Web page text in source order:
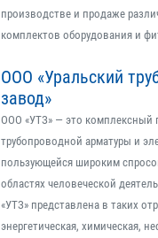
производстве и продаже
комплектов оборудования и
ООО «Уральский
завод»
ООО «УТЗ» — это комплексный
трубопроводной арматуры и
пользующейся широким
областях человеческой
«УТЗ» представлена в таких
энергетическая, химическая,